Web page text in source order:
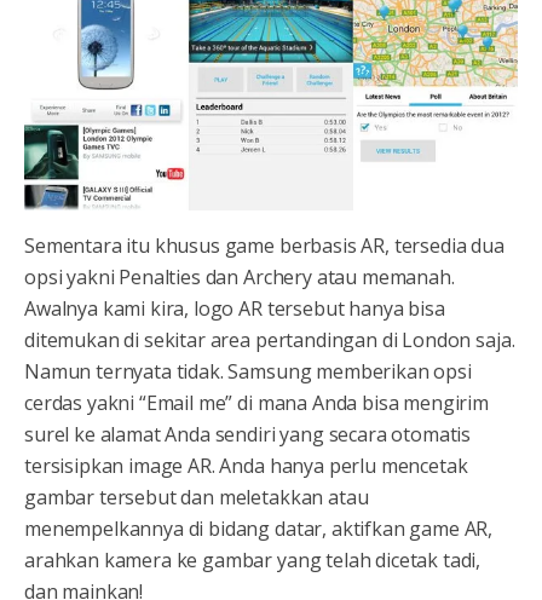
Sementara itu khusus game berbasis AR, tersedia dua
opsi yakni Penalties dan Archery atau memanah.
Awalnya kami kira, logo AR tersebut hanya bisa
ditemukan di sekitar area pertandingan di London saja.
Namun ternyata tidak. Samsung memberikan opsi
cerdas yakni “Email me” di mana Anda bisa mengirim
surel ke alamat Anda sendiri yang secara otomatis
tersisipkan image AR. Anda hanya perlu mencetak
gambar tersebut dan meletakkan atau
menempelkannya di bidang datar, aktifkan game AR,
arahkan kamera ke gambar yang telah dicetak tadi,
dan mainkan!